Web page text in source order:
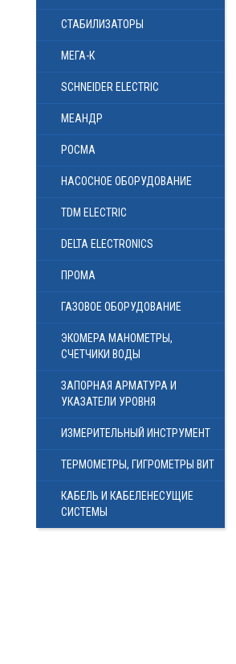
СТАБИЛИЗАТОРЫ
МЕГА-К
SCHNEIDER ELECTRIC
МЕАНДР
РОСМА
НАСОСНОЕ ОБОРУДОВАНИЕ
TDM ELECTRIC
DELTA ELECTRONICS
ПРОМА
ГАЗОВОЕ ОБОРУДОВАНИЕ
ЭКОМЕРА МАНОМЕТРЫ,
СЧЕТЧИКИ ВОДЫ
ЗАПОРНАЯ АРМАТУРА И
УКАЗАТЕЛИ УРОВНЯ
ИЗМЕРИТЕЛЬНЫЙ ИНСТРУМЕНТ
ТЕРМОМЕТРЫ, ГИГРОМЕТРЫ ВИТ
КАБЕЛЬ И КАБЕЛЕНЕСУЩИЕ
СИСТЕМЫ